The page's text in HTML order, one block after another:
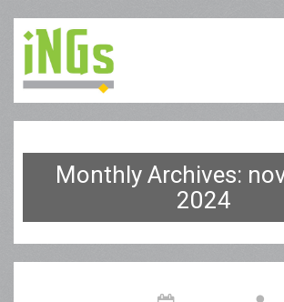
Monthly Archives:
2024